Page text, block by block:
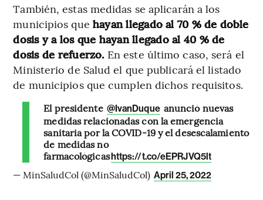
También, estas medidas se aplicarán a los
municipios que hayan llegado al 70 % de doble
dosis y a los que hayan llegado al 40 % de
dosis de refuerzo. En este último caso, será el
Ministerio de Salud el que publicará el listado
de municipios que cumplen dichos requisitos.
El presidente @IvanDuque anunció nuevas
medidas relacionadas con la emergencia
sanitaria por la COVID-19 y el desescalamiento
de medidas no
farmacológicashttps://t.co/eEPRJVQ5lt
— MinSaludCol (@MinSaludCol) April 25, 2022